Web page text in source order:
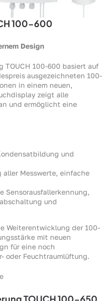
100-600
Design
TOUCH 100-600 basiert auf
ausgezeichneten 100-
in einem neuen,
zeigt alle
und ermöglicht eine
und
Messwerte, einfache
Sensorausfallerkennung,
und
Weiterentwicklung der 100-
mit neuen
für eine noch
oder Feuchtraumlüftung.